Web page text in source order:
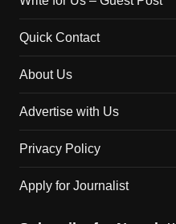
Quick Contact
About Us
Advertise with Us
Privacy Policy
Apply for Journalist